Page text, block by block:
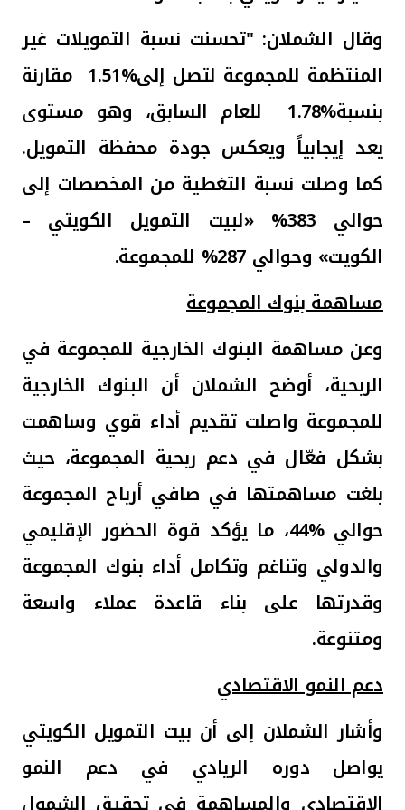
وقال الشملان: "تحسنت نسبة التمويلات غير
المنتظمة للمجموعة لتصل إلى1.51% مقارنة
بنسبة1.78%
للعام السابق، وهو مستوى
يعد إيجابياً ويعكس جودة محفظة التمويل.
كما وصلت نسبة التغطية من المخصصات إلى
حوالي 383% «لبيت التمويل الكويتي –
الكويت» وحوالي 287% للمجموعة.
مساهمة بنوك المجموعة
وعن مساهمة البنوك الخارجية للمجموعة في
الربحية، أوضح الشملان أن البنوك الخارجية
للمجموعة واصلت تقديم أداء قوي وساهمت
بشكل فعّال في دعم ربحية المجموعة، حيث
بلغت مساهمتها في صافي أرباح المجموعة
حوالي44%، ما يؤكد قوة الحضور الإقليمي
والدولي وتناغم وتكامل أداء بنوك المجموعة
وقدرتها على بناء قاعدة عملاء واسعة
ومتنوعة.
دعم النمو الاقتصادي
وأشار الشملان إلى أن بيت التمويل الكويتي
يواصل دوره الريادي في دعم النمو